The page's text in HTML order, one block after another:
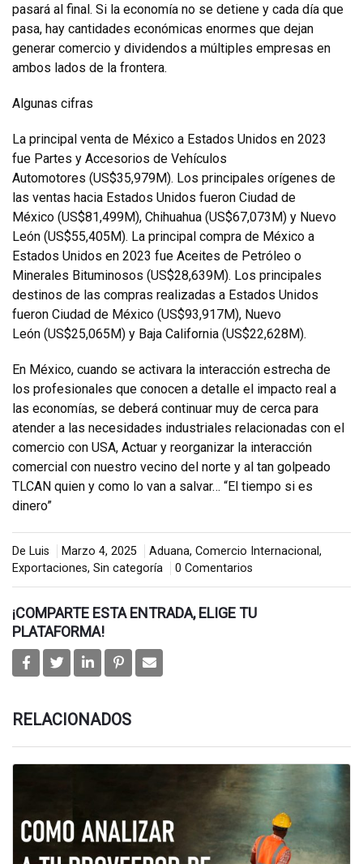
pasará al final. Si la economía no se detiene y cada día que
pasa, hay cantidades económicas enormes que dejan
generar comercio y dividendos a múltiples empresas en
ambos lados de la frontera.
Algunas cifras
La principal venta de México a Estados Unidos en 2023
fue Partes y Accesorios de Vehículos
Automotores (US$35,979M). Los principales orígenes de
las ventas hacia Estados Unidos fueron Ciudad de
México (US$81,499M), Chihuahua (US$67,073M) y Nuevo
León (US$55,405M). La principal compra de México a
Estados Unidos en 2023 fue Aceites de Petróleo o
Minerales Bituminosos (US$28,639M). Los principales
destinos de las compras realizadas a Estados Unidos
fueron Ciudad de México (US$93,917M), Nuevo
León (US$25,065M) y Baja California (US$22,628M).
En México, cuando se activara la interacción estrecha de
los profesionales que conocen a detalle el impacto real a
las economías, se deberá continuar muy de cerca para
atender a las necesidades industriales relacionadas con el
comercio con USA, Actuar y reorganizar la interacción
comercial con nuestro vecino del norte y al tan golpeado
TLCAN quien y como lo van a salvar… “El tiempo si es
dinero”
De Luis Marzo 4, 2025 Aduana, Comercio Internacional,
Exportaciones, Sin categoría 0 Comentarios
¡COMPARTE ESTA ENTRADA, ELIGE TU
PLATAFORMA!
RELACIONADOS